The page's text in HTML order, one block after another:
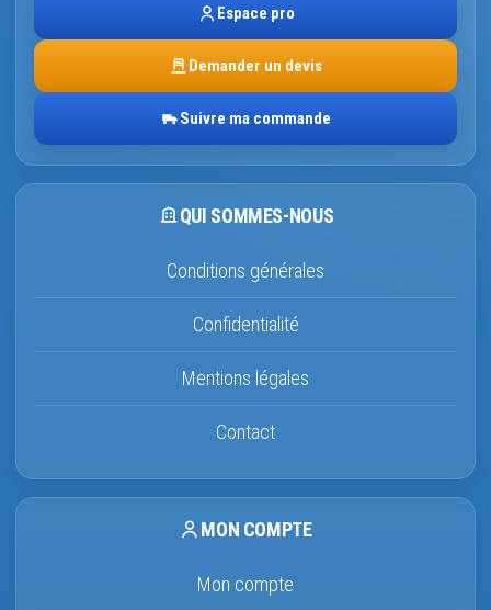
Espace pro
Demander un devis
Suivre ma commande
QUI SOMMES-NOUS
Conditions générales
Confidentialité
Mentions légales
Contact
MON COMPTE
Mon compte